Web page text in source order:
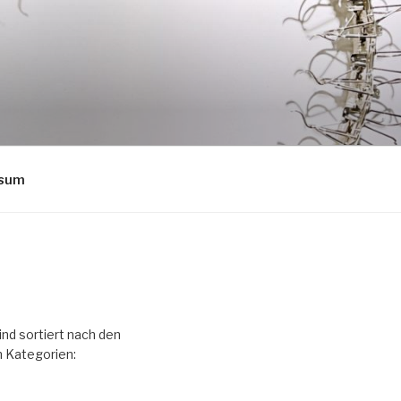
sortiert nach den
Kategorien: